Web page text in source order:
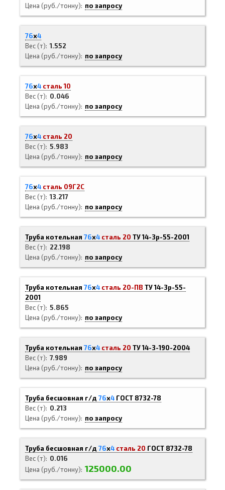
Цена (руб./тонну)
по запросу
76х4
Вес (т) 1.552
Цена (руб./тонну)
по запросу
76х4 сталь 10
Вес (т)
0.046
Цена (руб./тонну)
по запросу
76х4 сталь 20
Вес (т) 5.983
Цена (руб./тонну)
по запросу
76х4 сталь 09Г2С
Вес (т) 13.217
Цена (руб./тонну)
по запросу
Труба котельная 76х4 сталь 20 ТУ 14-3р-55-2001
Вес (т)
22.198
Цена (руб./тонну)
по запросу
Труба котельная 76х4 сталь 20-ПВ ТУ 14-3р-55-
2001
Вес (т) 5.865
Цена (руб./тонну)
по запросу
Труба котельная 76х4 сталь 20 ТУ 14-3-190-2004
Вес (т) 7.989
Цена (руб./тонну)
по запросу
Труба бесшовная г/д 76х4 ГОСТ 8732-78
Вес (т)
0.213
Цена (руб./тонну)
по запросу
Труба бесшовная г/д 76х4 сталь 20 ГОСТ 8732-78
Вес (т)
0.016
Цена (руб./тонну) 125000.00